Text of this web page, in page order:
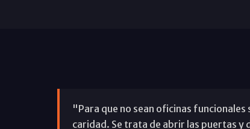
"Para que no sean oficinas
caridad. Se trata de abrir las puertas y